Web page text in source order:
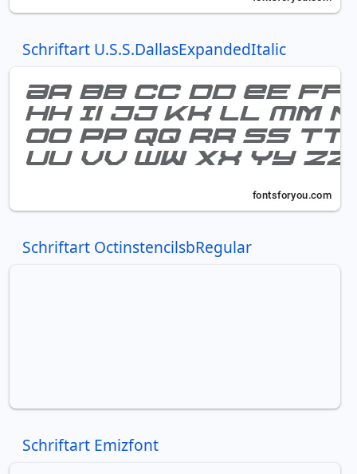
Schriftart U.S.S.DallasExpandedItalic
Schriftart OctinstencilsbRegular
Schriftart Emizfont